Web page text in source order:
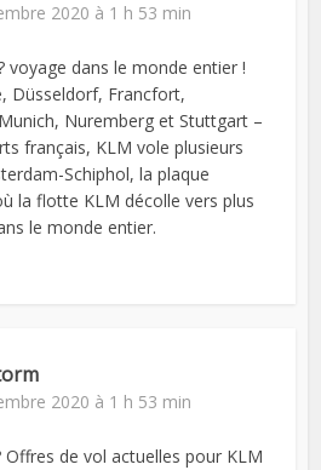
2020 à 1 h 53 min
voyage dans le monde entier !
Düsseldorf, Francfort,
Nuremberg et Stuttgart –
français, KLM vole plusieurs
Schiphol, la plaque
la flotte KLM décolle vers plus
le monde entier.
2020 à 1 h 53 min
de vol actuelles pour KLM